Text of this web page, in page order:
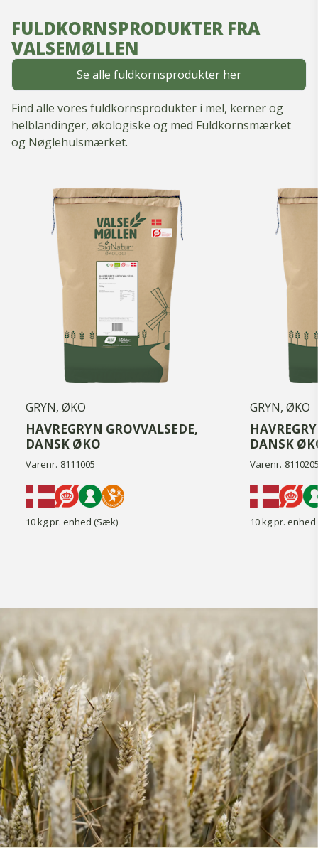
FULDKORNSPRODUKTER FRA
VALSEMØLLEN
Se alle fuldkornsprodukter her
Find alle vores fuldkornsprodukter i mel, kerner og
helblandinger, økologiske og med Fuldkornsmærket
og Nøglehulsmærket.
GRYN, ØKO
HAVREGRYN GROVVALSEDE,
DANSK ØKO
Varenr. 8111005
10 kg pr. enhed (Sæk)
GRYN, ØKO
DANSK
Varenr.
10 kg pr.